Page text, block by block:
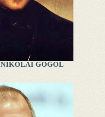
NIKOLAI GOGOL